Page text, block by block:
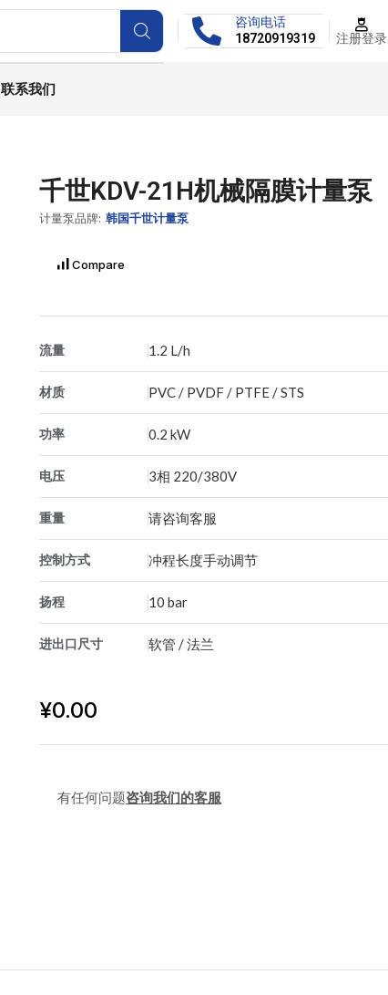
咨询电话
18720919319
注册登录
联系我们
千世KDV-21H机械隔膜计量泵
计量泵品牌: 韩国千世计量泵
Compare
流量 1.2 L/h
材质 PVC / PVDF / PTFE / STS
功率 0.2 kW
电压 3相 220/380V
重量 请咨询客服
控制方式 冲程长度手动调节
扬程 10 bar
进出口尺寸 软管 / 法兰
¥0.00
有任何问题咨询我们的客服